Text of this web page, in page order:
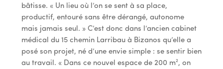
bâtisse. « Un lieu où l’on se sent à sa place,
productif, entouré sans être dérangé, autonome
mais jamais seul. » C’est donc dans l’ancien cabinet
médical du 15 chemin Larribau à Bizanos qu’elle a
posé son projet, né d’une envie simple : se sentir bien
au travail. « Dans ce nouvel espace de 200 m², on